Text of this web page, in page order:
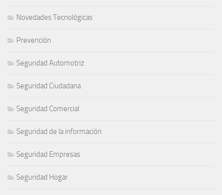
Novedades Tecnológicas
Prevención
Seguridad Automotriz
Seguridad Ciudadana
Seguridad Comercial
Seguridad de la información
Seguridad Empresas
Seguridad Hogar